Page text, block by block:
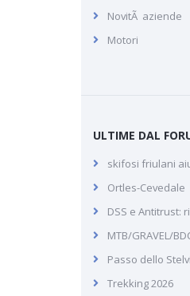
NovitÃ aziende
Motori
ULTIME DAL
skifosi friulani
Ortles-Cevedale
DSS e Antitrust:
MTB/GRAVEL/
Passo dello
Trekking 2026